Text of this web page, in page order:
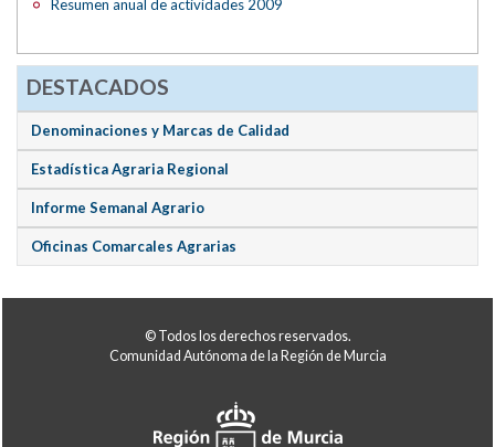
Resumen anual de actividades 2009
DESTACADOS
Denominaciones y Marcas de Calidad
Estadística Agraria Regional
Informe Semanal Agrario
Oficinas Comarcales Agrarias
© Todos los derechos reservados.
Comunidad Autónoma de la Región de Murcia